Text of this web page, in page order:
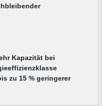
Kapazität bei
zu 15 % geringerer